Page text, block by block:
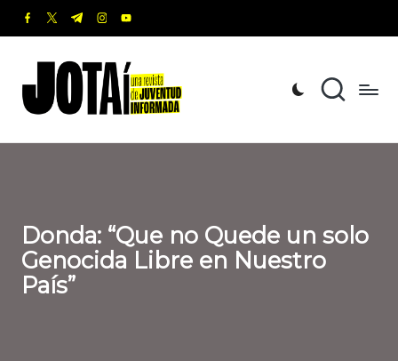
Saltar
contenido
facebook.com
twitter.com
t.me instagram.com
youtube.com
o
t
revista
de
Informada
Donda: “Que no Quede un solo
Genocida Libre en Nuestro
País”